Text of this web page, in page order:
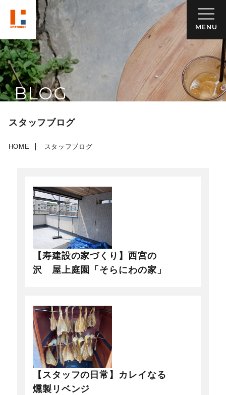
MENU
BLOG
スタッフブログ
HOME スタッフブログ
【寿建設の家づくり】西宮の
沢 屋上庭園「そらにわの家」
【スタッフの日常】カレイなる
燻製リベンジ